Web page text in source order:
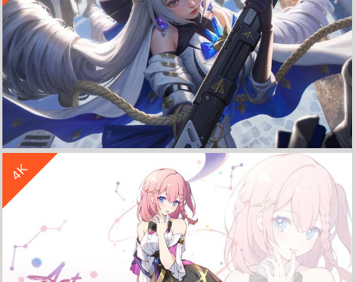
崩坏星穹铁道 布洛妮娅 同人 4K高清 游戏壁纸
4K
立 即 下 载
收 藏